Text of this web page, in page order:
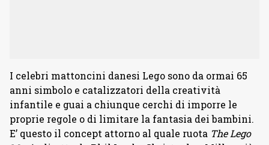
I celebri mattoncini danesi Lego sono da ormai 65
anni simbolo e catalizzatori della creatività
infantile e guai a chiunque cerchi di imporre le
proprie regole o di limitare la fantasia dei bambini.
E’ questo il concept attorno al quale ruota The Lego